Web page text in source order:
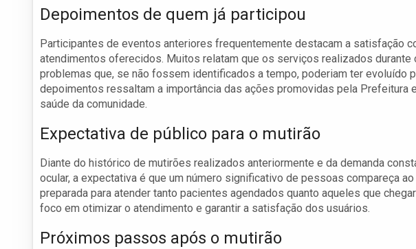
Depoimentos de quem já participou
Participantes de eventos anteriores frequentemente destacam a satisfação
atendimentos oferecidos. Muitos relatam que os serviços realizados durante
problemas que, se não fossem identificados a tempo, poderiam ter evoluído
depoimentos ressaltam a importância das ações promovidas pela Prefeitura
saúde da comunidade.
Expectativa de público para o mutirão
Diante do histórico de mutirões realizados anteriormente e da demanda
ocular, a expectativa é que um número significativo de pessoas compareça
preparada para atender tanto pacientes agendados quanto aqueles que
foco em otimizar o atendimento e garantir a satisfação dos usuários.
Próximos passos após o mutirão